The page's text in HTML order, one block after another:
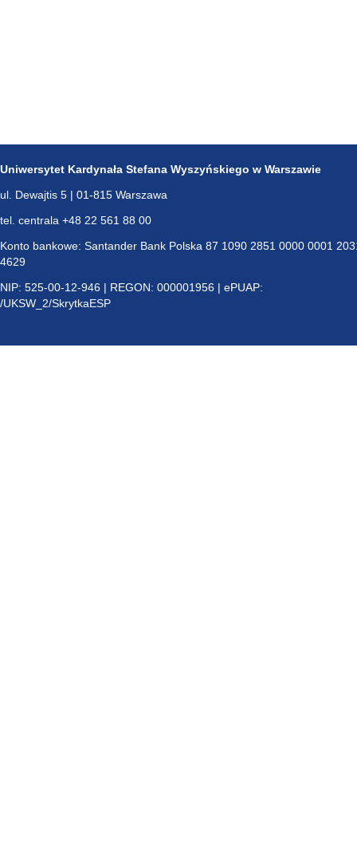
Uniwersytet Kardynała Stefana Wyszyńskiego w Warszawie
ul. Dewajtis 5 | 01-815 Warszawa
tel. centrala +48 22 561 88 00
Konto bankowe: Santander Bank Polska 87 1090 2851 0000 0001
4629
NIP: 525-00-12-946 | REGON: 000001956 | ePUAP:
/UKSW_2/SkrytkaESP